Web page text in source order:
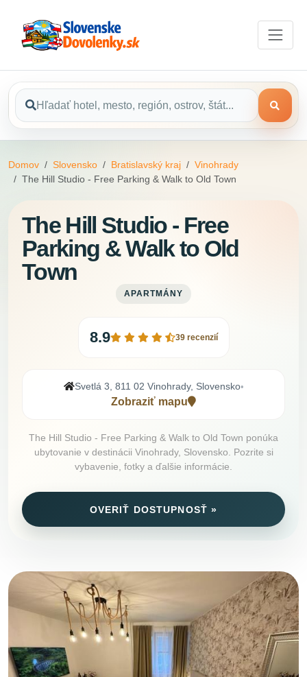
Domov Slovensko Bratislavský kraj
Vinohrady
The Hill Studio - Free Parking & Walk to Old Town
The Hill Studio - Free
Parking & Walk to Old
Town
APARTMÁNY
8.9 39 recenzií
Svetlá 3, 811 02 Vinohrady, Slovensko•
Zobraziť mapu
The Hill Studio - Free Parking & Walk to Old Town ponúka
ubytovanie v destinácii Vinohrady, Slovensko. Pozrite si
vybavenie, fotky a ďalšie informácie.
OVERIŤ DOSTUPNOSŤ »